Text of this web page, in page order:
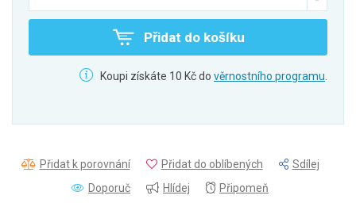
Přidat do košíku
Koupi získáte 10 Kč do věrnostního programu
Přidat k porovnání Přidat do oblíbených
Sdílej
Doporuč
Hlídej Připomeň